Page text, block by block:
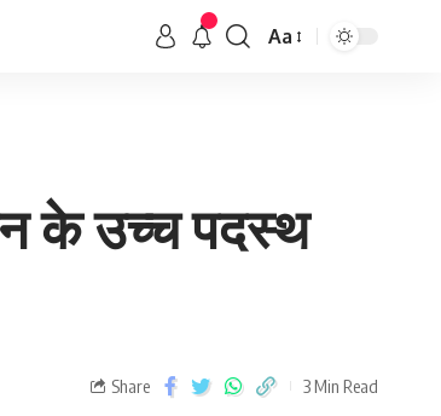
Aa
के उच्च पदस्थ
Share 3 Min Read